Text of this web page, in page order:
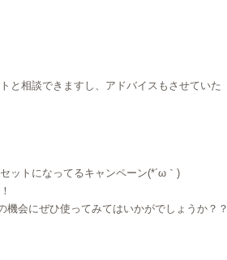
と相談できますし、アドバイスもさせていた
ットになってるキャンペーン(*´ω｀)
会にぜひ使ってみてはいかがでしょうか？？